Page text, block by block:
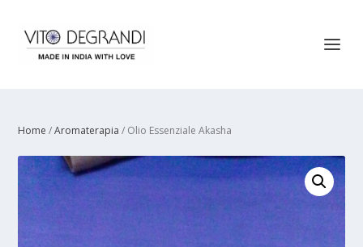
Home /Aromaterapia / Olio Essenziale Akasha